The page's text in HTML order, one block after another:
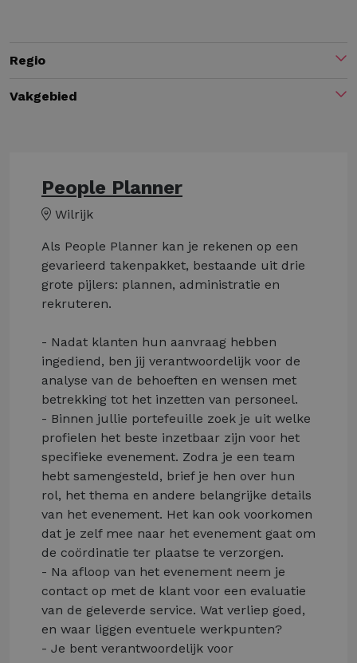
Regio
Vakgebied
People Planner
Wilrijk
Als People Planner kan je rekenen op een
gevarieerd takenpakket, bestaande uit drie
grote pijlers: plannen, administratie en
rekruteren.
- Nadat klanten hun aanvraag hebben
ingediend, ben jij verantwoordelijk voor de
analyse van de behoeften en wensen met
betrekking tot het inzetten van personeel.
- Binnen jullie portefeuille zoek je uit welke
profielen het beste inzetbaar zijn voor het
specifieke evenement. Zodra je een team
hebt samengesteld, brief je hen over hun
rol, het thema en andere belangrijke details
van het evenement. Het kan ook voorkomen
dat je zelf mee naar het evenement gaat om
de coördinatie ter plaatse te verzorgen.
- Na afloop van het evenement neem je
contact op met de klant voor een evaluatie
van de geleverde service. Wat verliep goed,
en waar liggen eventuele werkpunten?
- Je bent verantwoordelijk voor